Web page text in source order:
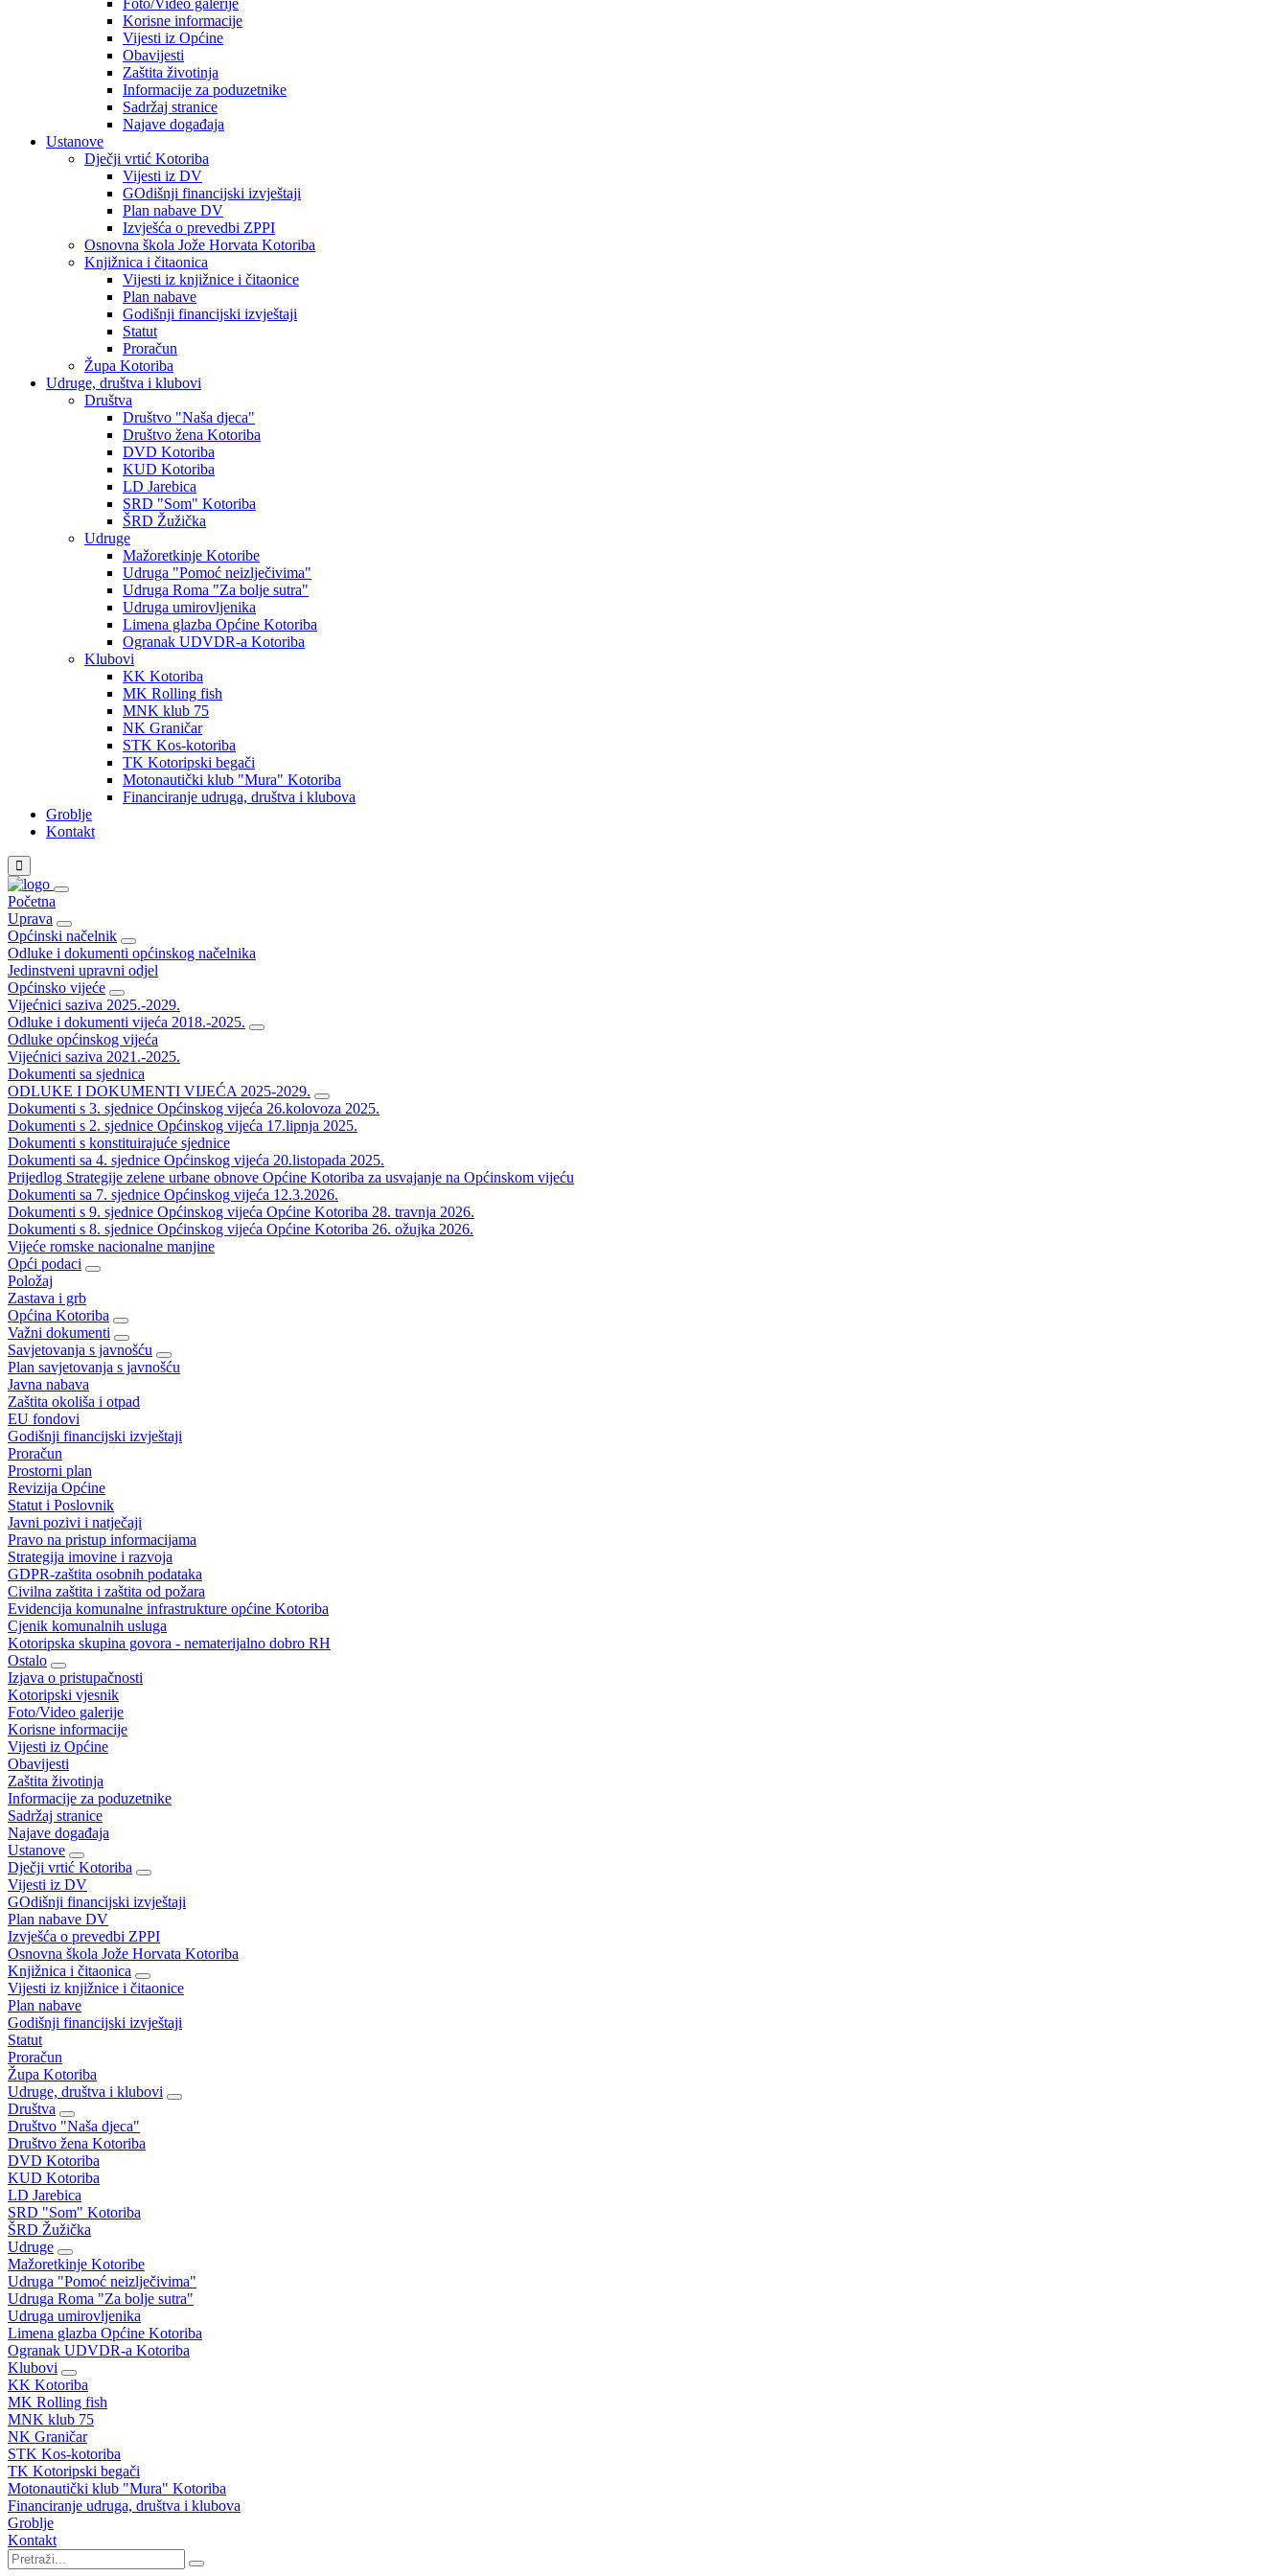
Foto/Video galerije
Korisne informacije
Vijesti iz Općine
Obavijesti
Zaštita životinja
Informacije za poduzetnike
Sadržaj stranice
Najave događaja
Ustanove
Dječji vrtić Kotoriba
Vijesti iz DV
GOdišnji financijski izvještaji
Plan nabave DV
Izvješća o prevedbi ZPPI
Osnovna škola Jože Horvata Kotoriba
Knjižnica i čitaonica
Vijesti iz knjižnice i čitaonice
Plan nabave
Godišnji financijski izvještaji
Statut
Proračun
Župa Kotoriba
Udruge, društva i klubovi
Društva
Društvo "Naša djeca"
Društvo žena Kotoriba
DVD Kotoriba
KUD Kotoriba
LD Jarebica
SRD "Som" Kotoriba
ŠRD Žužička
Udruge
Mažoretkinje Kotoribe
Udruga "Pomoć neizlječivima"
Udruga Roma "Za bolje sutra"
Udruga umirovljenika
Limena glazba Općine Kotoriba
Ogranak UDVDR-a Kotoriba
Klubovi
KK Kotoriba
MK Rolling fish
MNK klub 75
NK Graničar
STK Kos-kotoriba
TK Kotoripski begači
Motonautički klub "Mura" Kotoriba
Financiranje udruga, društva i klubova
Groblje
Kontakt
Početna
Uprava
Općinski načelnik
Odluke i dokumenti općinskog načelnika
Jedinstveni upravni odjel
Općinsko vijeće
Vijećnici saziva 2025.-2029.
Odluke i dokumenti vijeća 2018.-2025.
Odluke općinskog vijeća
Vijećnici saziva 2021.-2025.
Dokumenti sa sjednica
ODLUKE I DOKUMENTI VIJEĆA 2025-2029.
Dokumenti s 3. sjednice Općinskog vijeća 26.kolovoza 2025.
Dokumenti s 2. sjednice Općinskog vijeća 17.lipnja 2025.
Dokumenti s konstituirajuće sjednice
Dokumenti sa 4. sjednice Općinskog vijeća 20.listopada 2025.
Prijedlog Strategije zelene urbane obnove Općine Kotoriba za usvajanje na Općinskom vijeću
Dokumenti sa 7. sjednice Općinskog vijeća 12.3.2026.
Dokumenti s 9. sjednice Općinskog vijeća Općine Kotoriba 28. travnja 2026.
Dokumenti s 8. sjednice Općinskog vijeća Općine Kotoriba 26. ožujka 2026.
Vijeće romske nacionalne manjine
Opći podaci
Položaj
Zastava i grb
Općina Kotoriba
Važni dokumenti
Savjetovanja s javnošću
Plan savjetovanja s javnošću
Javna nabava
Zaštita okoliša i otpad
EU fondovi
Godišnji financijski izvještaji
Proračun
Prostorni plan
Revizija Općine
Statut i Poslovnik
Javni pozivi i natječaji
Pravo na pristup informacijama
Strategija imovine i razvoja
GDPR-zaštita osobnih podataka
Civilna zaštita i zaštita od požara
Evidencija komunalne infrastrukture općine Kotoriba
Cjenik komunalnih usluga
Kotoripska skupina govora - nematerijalno dobro RH
Ostalo
Izjava o pristupačnosti
Kotoripski vjesnik
Foto/Video galerije
Korisne informacije
Vijesti iz Općine
Obavijesti
Zaštita životinja
Informacije za poduzetnike
Sadržaj stranice
Najave događaja
Ustanove
Dječji vrtić Kotoriba
Vijesti iz DV
GOdišnji financijski izvještaji
Plan nabave DV
Izvješća o prevedbi ZPPI
Osnovna škola Jože Horvata Kotoriba
Knjižnica i čitaonica
Vijesti iz knjižnice i čitaonice
Plan nabave
Godišnji financijski izvještaji
Statut
Proračun
Župa Kotoriba
Udruge, društva i klubovi
Društva
Društvo "Naša djeca"
Društvo žena Kotoriba
DVD Kotoriba
KUD Kotoriba
LD Jarebica
SRD "Som" Kotoriba
ŠRD Žužička
Udruge
Mažoretkinje Kotoribe
Udruga "Pomoć neizlječivima"
Udruga Roma "Za bolje sutra"
Udruga umirovljenika
Limena glazba Općine Kotoriba
Ogranak UDVDR-a Kotoriba
Klubovi
KK Kotoriba
MK Rolling fish
MNK klub 75
NK Graničar
STK Kos-kotoriba
TK Kotoripski begači
Motonautički klub "Mura" Kotoriba
Financiranje udruga, društva i klubova
Groblje
Kontakt